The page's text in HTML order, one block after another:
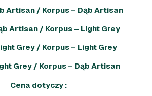
Artisan / Korpus – Dąb Artisan
Artisan / Korpus – Light Grey
Grey / Korpus – Light Grey
Grey / Korpus – Dąb Artisan
Cena dotyczy :